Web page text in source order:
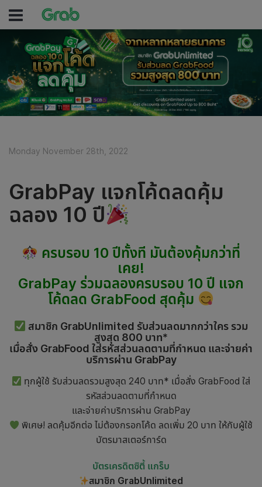
Monday November 28th, 2022
GrabPay แจกโค้ดลดคุ้ม
ฉลอง 10 ปี
ครบรอบ 10 ปีทั้งที มันต้องคุ้มกว่าที่
เคย!
GrabPay ร่วมฉลองครบรอบ 10 ปี แจก
โค้ดลด GrabFood สุดคุ้ม
สมาชิก GrabUnlimited รับส่วนลดมากกว่าใคร รวม
สูงสุด 800 บาท*
เมื่อสั่ง GrabFood ใส่รหัสส่วนลดตามที่กำหนด และจ่ายค่า
บริการผ่าน GrabPay
ทุกผู้ใช้ รับส่วนลดรวมสูงสุด 240 บาท* เมื่อสั่ง GrabFood ใส่
รหัสส่วนลดตามที่กำหนด
และจ่ายค่าบริการผ่าน GrabPay
พิเศษ! ลดคุ้มอีกต่อ ไม่ต้องกรอกโค้ด ลดเพิ่ม 20 บาท ให้กับผู้ใช้
บัตรมาสเตอร์การ์ด
บัตรเครดิตซิตี้ แกร็บ
สมาชิก GrabUnlimited